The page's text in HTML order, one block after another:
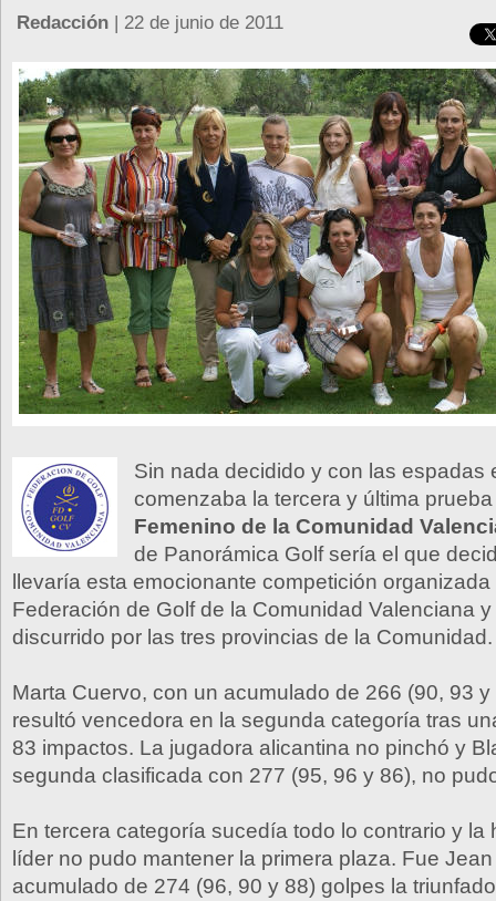
Redacción | 22 de junio de 2011
Sin nada decidido y con las espadas
comenzaba la tercera y última
Femenino de la Comunidad
de Panorámica Golf sería el que
llevaría esta emocionante competición organizada
Federación de Golf de la Comunidad Valenciana
discurrido por las tres provincias de la Comunidad.
Marta Cuervo, con un acumulado de 266 (90, 93
resultó vencedora en la segunda categoría tras
83 impactos. La jugadora alicantina no pinchó y
segunda clasificada con 277 (95, 96 y 86), no
En tercera categoría sucedía todo lo contrario y la
líder no pudo mantener la primera plaza. Fue
acumulado de 274 (96, 90 y 88) golpes la